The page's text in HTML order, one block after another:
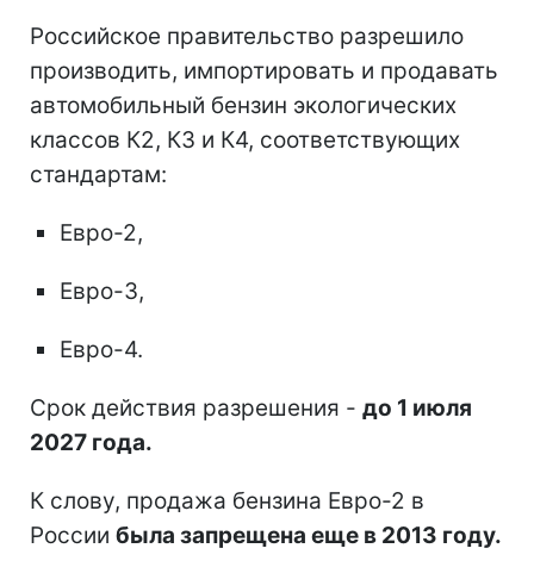
Российское правительство разрешило
производить, импортировать и продавать
автомобильный бензин экологических
классов К2, К3 и К4, соответствующих
стандартам:
Евро-2,
Евро-3,
Евро-4.
Срок действия разрешения - до 1 июля
2027 года.
К слову, продажа бензина Евро-2 в
России была запрещена еще в 2013 году.